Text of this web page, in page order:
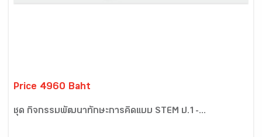
Price 4960 Baht
ชุด กิจกรรมพัฒนาทักษะการคิดแบบ STEM ป.1-...